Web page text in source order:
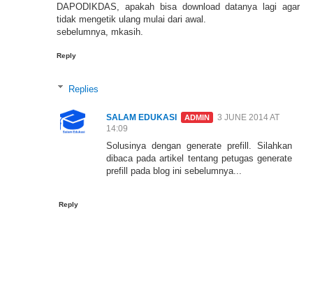
DAPODIKDAS, apakah bisa download datanya lagi agar
tidak mengetik ulang mulai dari awal.
sebelumnya, mkasih.
Reply
Replies
SALAM EDUKASI
3 JUNE 2014 AT
14:09
Solusinya dengan generate prefill. Silahkan
dibaca pada artikel tentang petugas generate
prefill pada blog ini sebelumnya...
Reply